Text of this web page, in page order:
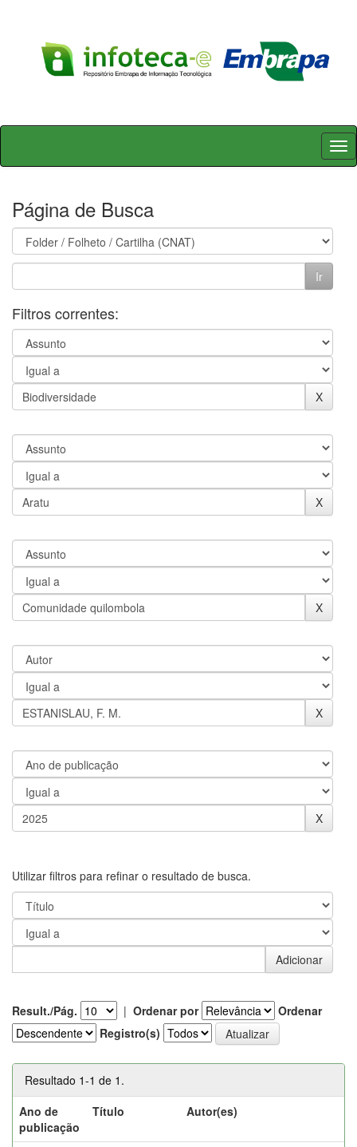
Skip
Página de Busca
Filtros correntes:
Utilizar filtros para refinar o resultado de busca.
Result./Pág. | Ordenar por
Ordenar
Registro(s)
Resultado 1-1 de 1.
Ano de
publicação
Título Autor(es)